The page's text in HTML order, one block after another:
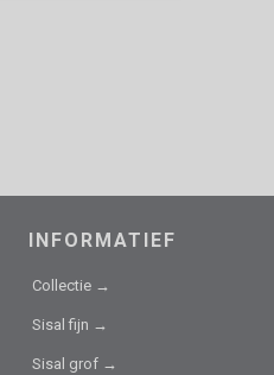
INFORMATIEF
Collectie →
Sisal fijn →
Sisal grof →